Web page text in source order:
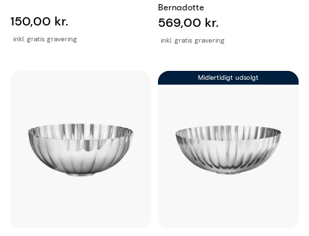
inkl. gratis gravering
150,00 kr.
Bernadotte
inkl. gratis gravering
569,00 kr.
Midlertidigt udsolgt